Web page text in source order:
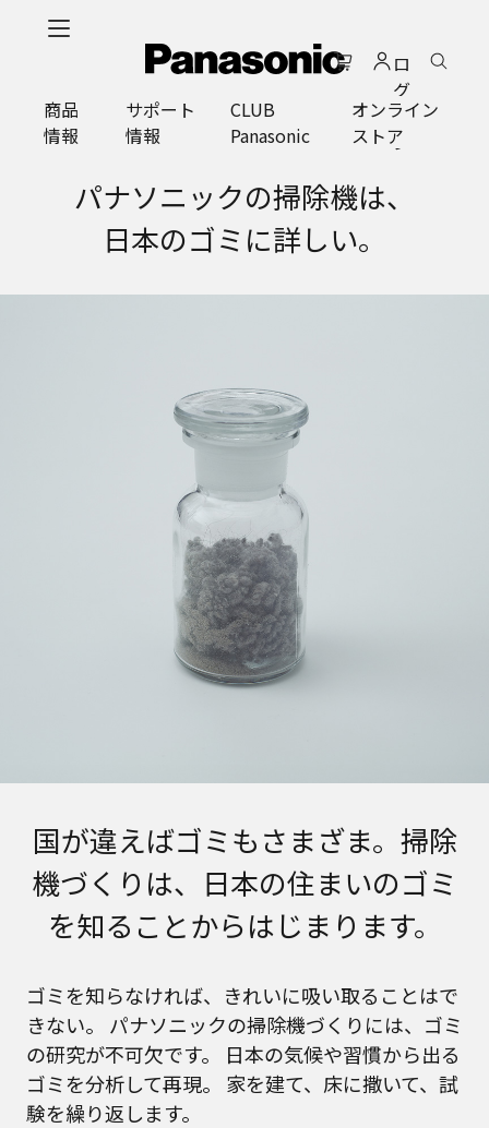
ッ
ロ
グ
イ
ン
商品
情報
サポート
情報
CLUB
Panasonic
オンライン
ストア
パナソニックの掃除機は、
日本のゴミに詳しい。
国が違えばゴミもさまざま。掃除
機づくりは、 日本の住まいのゴミ
を知ることからはじまります。
ゴミを知らなければ、きれいに吸い取ることはで
きない。
パナソニックの掃除機づくりには、ゴミ
の研究が不可欠です。
日本の気候や習慣から出る
ゴミを分析して再現。
家を建て、床に撒いて、試
験を繰り返します。